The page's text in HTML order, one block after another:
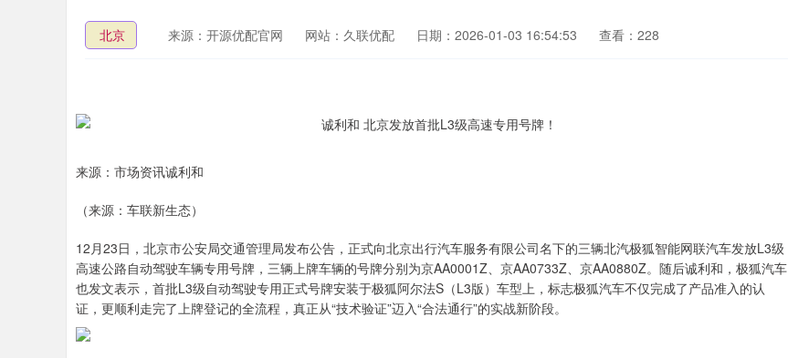
北京 来源：开源优配官网 网站：久联优配 日期：2026-01-03 16:54:53 查看：228
来源：市场资讯诚利和
（来源：车联新生态）
12月23日，北京市公安局交通管理局发布公告，正式向‌北京出行汽车服务有限公司‌名下的三辆‌北汽极狐智能网联汽车‌发放L3级
高速公路自动驾驶车辆专用号牌，三辆上牌车辆的号牌分别为‌京AA0001Z、京AA0733Z、京AA0880Z。随后诚利和，极狐汽车
也发文表示，首批L3级自动驾驶专用正式号牌安装于极狐阿尔法S（L3版）车型上，标志极狐汽车不仅完成了产品准入的认
证，更顺利走完了上牌登记的全流程，真正从“技术验证”迈入“合法通行”的实战新阶段。